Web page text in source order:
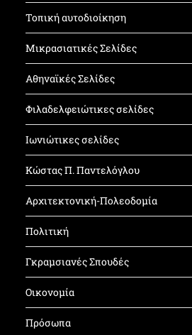
Τοπική αυτοδιοίκηση
Μικρασιατικές Σελίδες
Αθηναϊκές Σελίδες
Φιλαδελφειώτικες σελίδες
Ιωνιώτικες σελίδες
Κώστας Π. Παντελόγλου
Αρχιτεκτονική-Πολεοδομία
Πολιτική
Γκραμσιανές Σπουδές
Οικονομία
Πρόσωπα